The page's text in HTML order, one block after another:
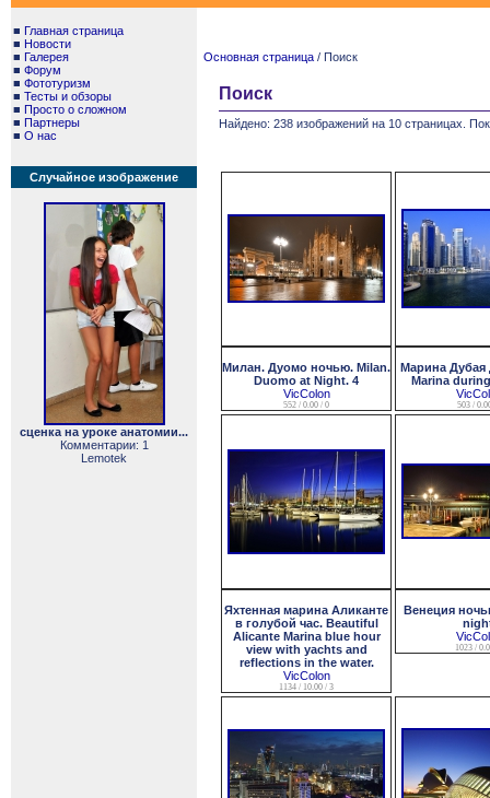
■ Главная страница
■ Новости
■ Галерея
■ Форум
■ Фототуризм
■ Тесты и обзоры
■ Просто о сложном
■ Партнеры
■ О нас
Случайное изображение
сценка на уроке анатомии...
Комментарии: 1
Lemotek
Основная страница / Поиск
Поиск
Найдено: 238 изображений на 10 страницах.
Милан. Дуомо ночью. Milan.
Duomo at Night. 4
VicColon
552 / 0.00 / 0
Марина Дубая
Marina
503 /
Яхтенная марина Аликанте
в голубой час. Beautiful
Alicante Marina blue hour
view with yachts and
reflections in the water.
VicColon
1134 / 10.00 / 3
Венеция
1023 /